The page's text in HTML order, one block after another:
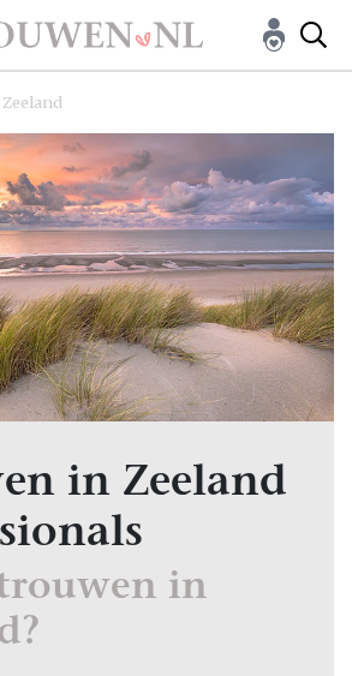
in Zeeland
in